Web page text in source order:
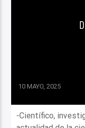
10 MAYO, 2025
-Científico,